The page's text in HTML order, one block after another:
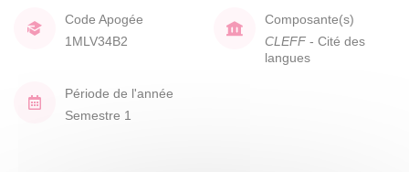
Code Apogée
1MLV34B2
Composante(s)
CLEFF - Cité des
langues
Période de l'année
Semestre 1